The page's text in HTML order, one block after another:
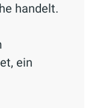
handelt.
ein